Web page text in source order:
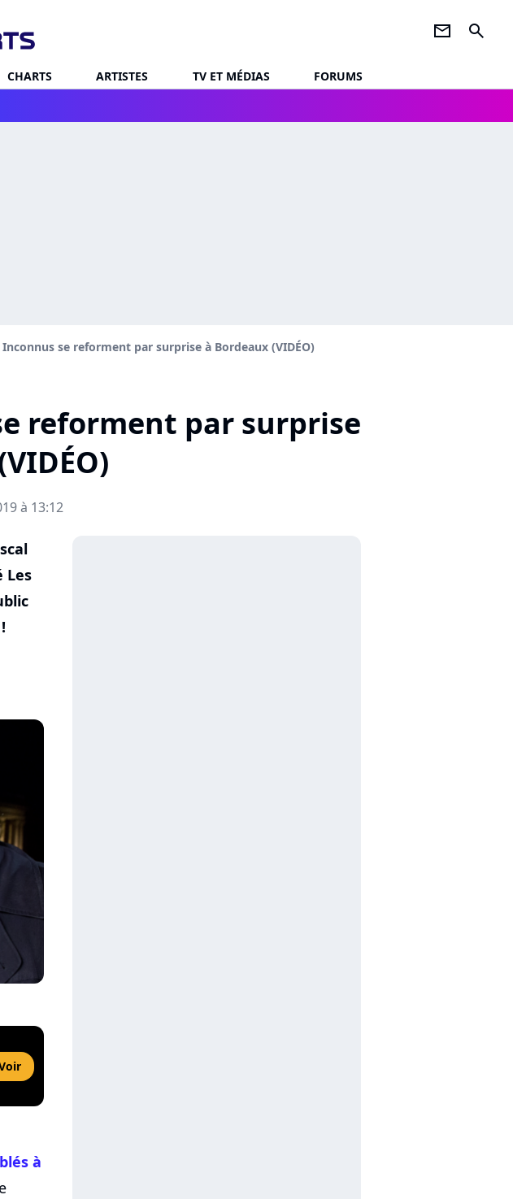
newsletter search
CHARTS ARTISTES TV ET MÉDIAS
FORUMS
Inconnus se reforment par surprise à Bordeaux (VIDÉO)
reforment par surprise
à 13:12
Les
à